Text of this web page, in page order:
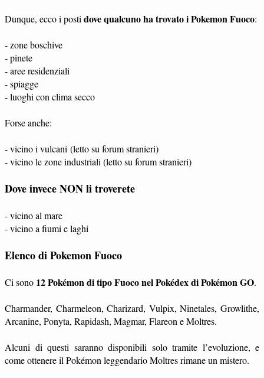
Dunque, ecco i posti dove qualcuno ha trovato i Pokemon Fuoco:
- zone boschive
- pinete
- aree residenziali
- spiagge
- luoghi con clima secco
Forse anche:
- vicino i vulcani (letto su forum stranieri)
- vicino le zone industriali (letto su forum stranieri)
Dove invece NON li troverete
- vicino al mare
- vicino a fiumi e laghi
Elenco di Pokemon Fuoco
Ci sono 12 Pokémon di tipo Fuoco nel Pokédex di Pokémon GO.
Charmander, Charmeleon, Charizard, Vulpix, Ninetales, Growlithe,
Arcanine, Ponyta, Rapidash, Magmar, Flareon e Moltres.
Alcuni di questi saranno disponibili solo tramite l’evoluzione, e
come ottenere il Pokémon leggendario Moltres rimane un mistero.